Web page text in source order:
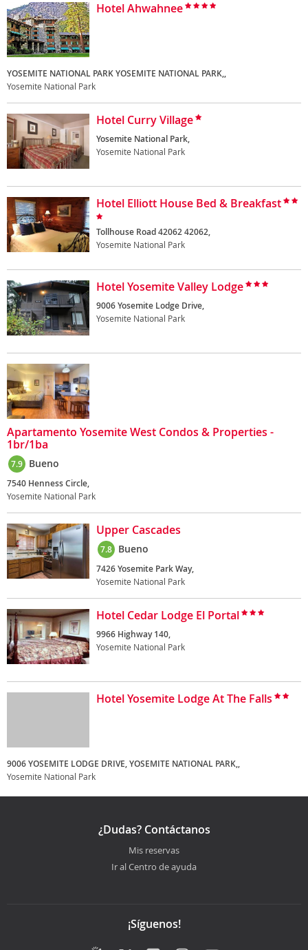
Hotel Ahwahnee
YOSEMITE NATIONAL PARK YOSEMITE NATIONAL PARK,,
Yosemite National Park
Hotel Curry Village
Yosemite National Park,
Yosemite National Park
Hotel Elliott House Bed & Breakfast
Tollhouse Road 42062 42062,
Yosemite National Park
Hotel Yosemite Valley Lodge
9006 Yosemite Lodge Drive,
Yosemite National Park
Apartamento Yosemite West Condos & Properties -
1br/1ba
7.9 Bueno
7540 Henness Circle,
Yosemite National Park
Upper Cascades
7.8 Bueno
7426 Yosemite Park Way,
Yosemite National Park
Hotel Cedar Lodge El Portal
9966 Highway 140,
Yosemite National Park
Hotel Yosemite Lodge At The Falls
9006 YOSEMITE LODGE DRIVE, YOSEMITE NATIONAL PARK,,
Yosemite National Park
¿Dudas? Contáctanos
Mis reservas
Ir al Centro de ayuda
¡Síguenos!